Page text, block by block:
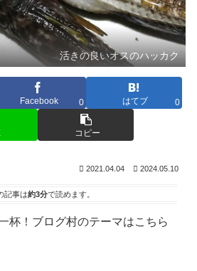
活きの良いオスのハッカク
Facebook 0 はてブ 0
コピー
2021.04.04 2024.05.10
記事は約3分で読めます。
杯！ブログ村のテーマはこちら